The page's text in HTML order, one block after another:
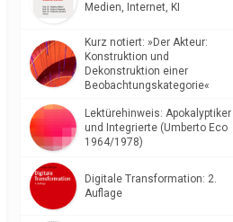
Medien, Internet, KI
Kurz notiert: »Der Akteur:
Konstruktion und
Dekonstruktion einer
Beobachtungskategorie«
Lektürehinweis: Apokalyptiker
und Integrierte (Umberto Eco
1964/1978)
Digitale Transformation: 2.
Auflage